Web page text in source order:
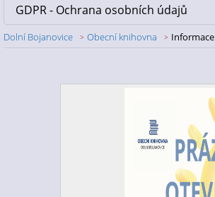
GDPR - Ochrana osobních údajů
Dolní Bojanovice Obecní knihovna Informace
Nadpis článku